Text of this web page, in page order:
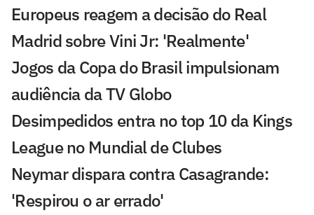
Europeus reagem a decisão do Real
Madrid sobre Vini Jr: 'Realmente'
Jogos da Copa do Brasil impulsionam
audiência da TV Globo
Desimpedidos entra no top 10 da Kings
League no Mundial de Clubes
Neymar dispara contra Casagrande:
'Respirou o ar errado'